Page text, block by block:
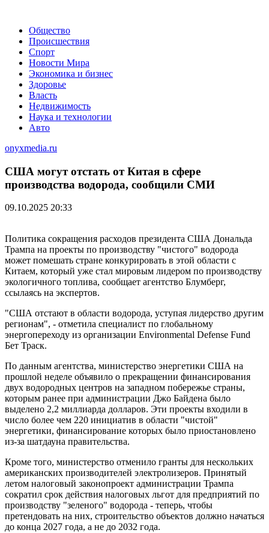
Общество
Происшествия
Спорт
Новости Мира
Экономика и бизнес
Здоровье
Власть
Недвижимость
Наука и технологии
Авто
onyxmedia.ru
США могут отстать от Китая в сфере
производства водорода, сообщили СМИ
09.10.2025 20:33
Политика сокращения расходов президента США Дональда
Трампа на проекты по производству "чистого" водорода
может помешать стране конкурировать в этой области с
Китаем, который уже стал мировым лидером по производству
экологичного топлива, сообщает агентство Блумберг,
ссылаясь на экспертов.
"США отстают в области водорода, уступая лидерство другим
регионам", - отметила специалист по глобальному
энергопереходу из организации Environmental Defense Fund
Бет Траск.
По данным агентства, министерство энергетики США на
прошлой неделе объявило о прекращении финансирования
двух водородных центров на западном побережье страны,
которым ранее при администрации Джо Байдена было
выделено 2,2 миллиарда долларов. Эти проекты входили в
число более чем 220 инициатив в области "чистой"
энергетики, финансирование которых было приостановлено
из-за шатдауна правительства.
Кроме того, министерство отменило гранты для нескольких
американских производителей электролизеров. Принятый
летом налоговый законопроект администрации Трампа
сократил срок действия налоговых льгот для предприятий по
производству "зеленого" водорода - теперь, чтобы
претендовать на них, строительство объектов должно начаться
до конца 2027 года, а не до 2032 года.